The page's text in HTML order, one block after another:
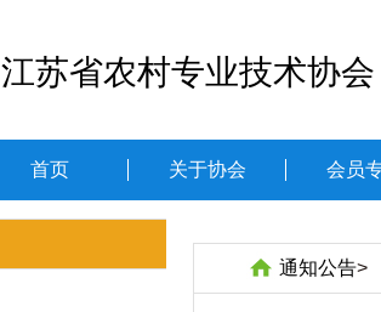
江苏省农村专业技术协会
首页 关于协会 会员
通知公告>